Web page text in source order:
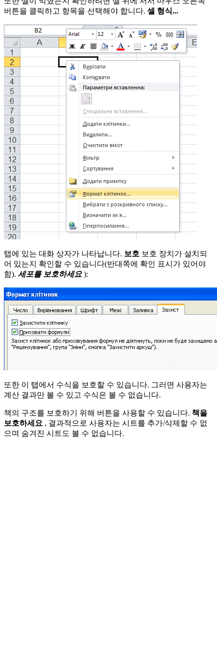
버튼을 클릭하고 항목을 선택해야 합니다. 셀 형식...
탭에 있는 대화 상자가 나타납니다. 보호 보호 장치가 설치되
어 있는지 확인할 수 있습니다(반대쪽에 확인 표시가 있어야
함). 세포를 보호하세요 ):
또한 이 탭에서 수식을 보호할 수 있습니다. 그러면 사용자는
계산 결과만 볼 수 있고 수식은 볼 수 없습니다.
책의 구조를 보호하기 위해 버튼을 사용할 수 있습니다. 책을
보호하세요 , 결과적으로 사용자는 시트를 추가/삭제할 수 없
으며 숨겨진 시트도 볼 수 없습니다.